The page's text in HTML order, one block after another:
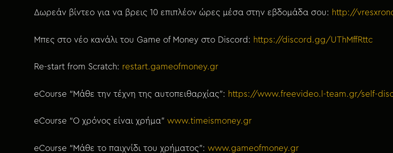
Δωρεάν βίντεο για να βρεις 10 επιπλέον ώρες μέσα στην εβδομάδα σου: http://
Μπες στο νέο κανάλι του Game of Money στο Discord: https://discord.gg/UThMffRttc
Re-start from Scratch: restart.gameofmoney.gr
eCourse “Μάθε την τέχνη της αυτοπειθαρχίας”: https://www.freevideo.l-team.gr/self-
eCourse “Ο χρόνος είναι χρήμα”www.timeismoney.gr
eCourse “Μάθε το παιχνίδι του χρήματος”:www.gameofmoney.gr